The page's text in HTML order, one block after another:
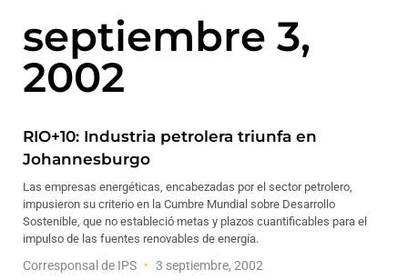
septiembre 3,
2002
RIO+10: Industria petrolera triunfa en
Johannesburgo
Las empresas energéticas, encabezadas por el sector petrolero,
impusieron su criterio en la Cumbre Mundial sobre Desarrollo
Sostenible, que no estableció metas y plazos cuantificables para el
impulso de las fuentes renovables de energía.
Corresponsal de IPS 3 septiembre, 2002